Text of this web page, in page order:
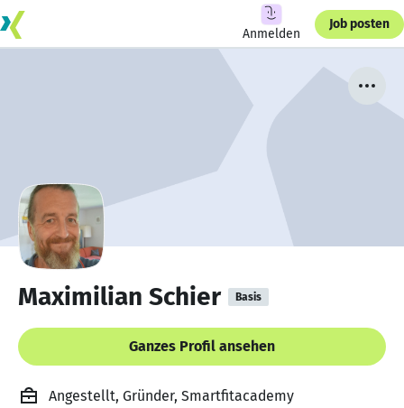
Anmelden
Job posten
Maximilian Schier Basis
Ganzes Profil ansehen
Angestellt, Gründer, Smartfitacademy